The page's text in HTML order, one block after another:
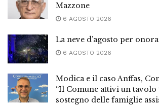
Mazzone
6 AGOSTO 2026
La neve d’agosto per
6 AGOSTO 2026
Modica e il caso Anffas,
“Il Comune attivi un tavolo
sostegno delle famiglie